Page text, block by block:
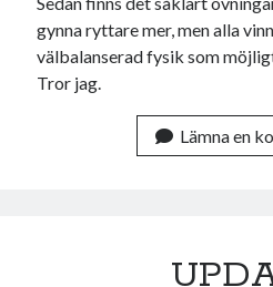
november 2022
oktober 2022
september 2022
gynna ryttare mer, men alla
välbalanserad fysik som
Tror jag.
Lämna en